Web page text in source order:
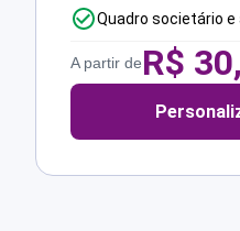
Quadro societário
A partir deR$